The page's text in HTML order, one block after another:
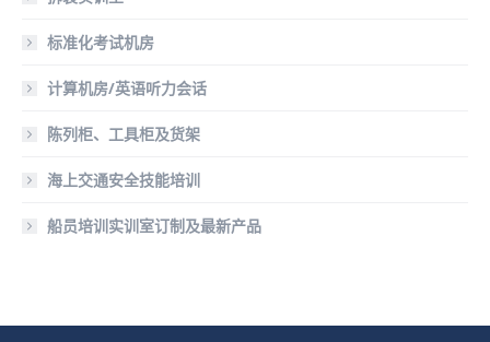
标准化考试机房
计算机房/英语听力会话
陈列柜、工具柜及货架
海上交通安全技能培训
船员培训实训室订制及最新产品